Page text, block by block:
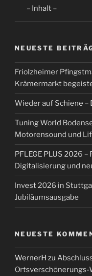
– Inhalt –
NEUESTE
Friolzheimer
Krämermarkt
Wieder auf Schiene –
Tuning World
Motorensound und
PFLEGE PLUS 2026
Digitalisierung und
Invest 2026 in
Jubiläumsausgabe
NEUESTE
WernerH zu